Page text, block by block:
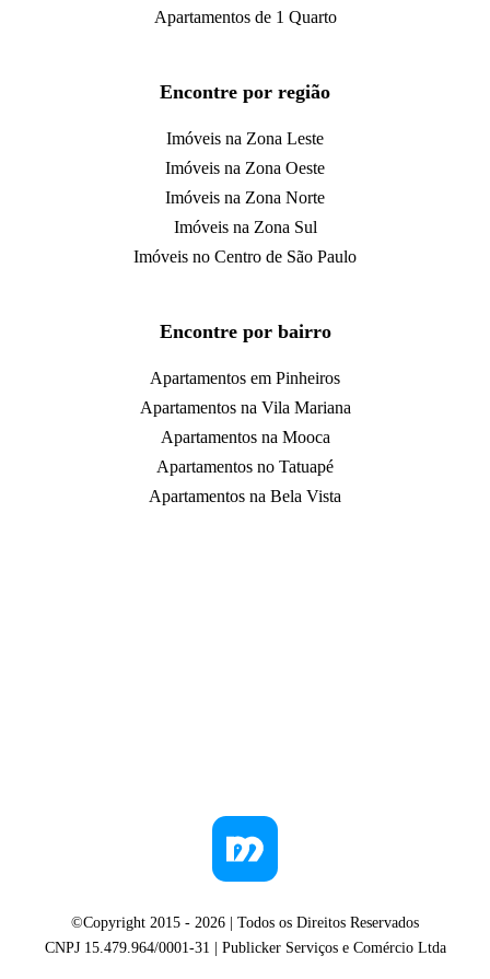
Apartamentos de 1 Quarto
Encontre por região
Imóveis na Zona Leste
Imóveis na Zona Oeste
Imóveis na Zona Norte
Imóveis na Zona Sul
Imóveis no Centro de São Paulo
Encontre por bairro
Apartamentos em Pinheiros
Apartamentos na Vila Mariana
Apartamentos na Mooca
Apartamentos no Tatuapé
Apartamentos na Bela Vista
©Copyright 2015 - 2026 | Todos os Direitos Reservados
CNPJ 15.479.964/0001-31 | Publicker Serviços e Comércio Ltda